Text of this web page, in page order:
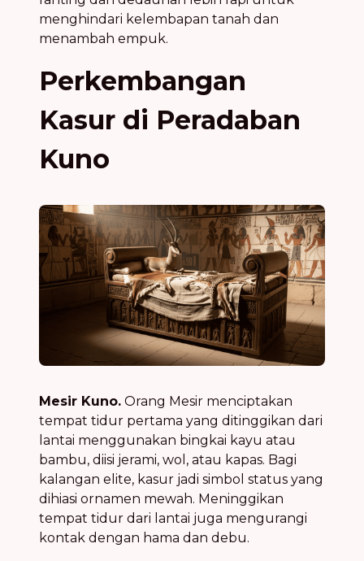
menghindari kelembapan tanah dan
menambah empuk.
Perkembangan
Kasur di Peradaban
Kuno
Mesir Kuno. Orang Mesir menciptakan
tempat tidur pertama yang ditinggikan dari
lantai menggunakan bingkai kayu atau
bambu, diisi jerami, wol, atau kapas. Bagi
kalangan elite, kasur jadi simbol status yang
dihiasi ornamen mewah. Meninggikan
tempat tidur dari lantai juga mengurangi
kontak dengan hama dan debu.